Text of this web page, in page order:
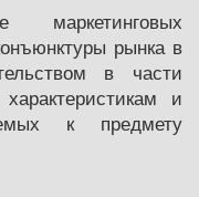
рынка в
в части
и
к предмету